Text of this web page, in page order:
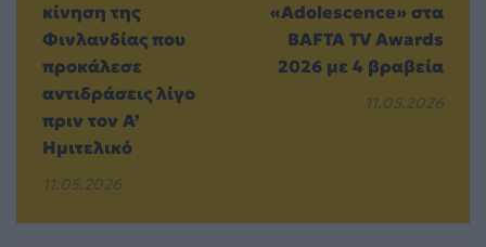
κίνηση της
Φινλανδίας που
προκάλεσε
αντιδράσεις λίγο
πριν τον A’
Ημιτελικό
11.05.2026
«Adolescence» στα
BAFTA TV Awards
2026 με 4 βραβεία
11.05.2026